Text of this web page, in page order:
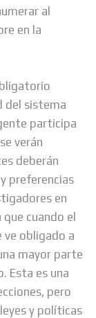
al
en la
del sistema
participa
verán
deberán
preferencias
en
cuando el
ve obligado a
mayor parte
Esta es una
pero
y políticas